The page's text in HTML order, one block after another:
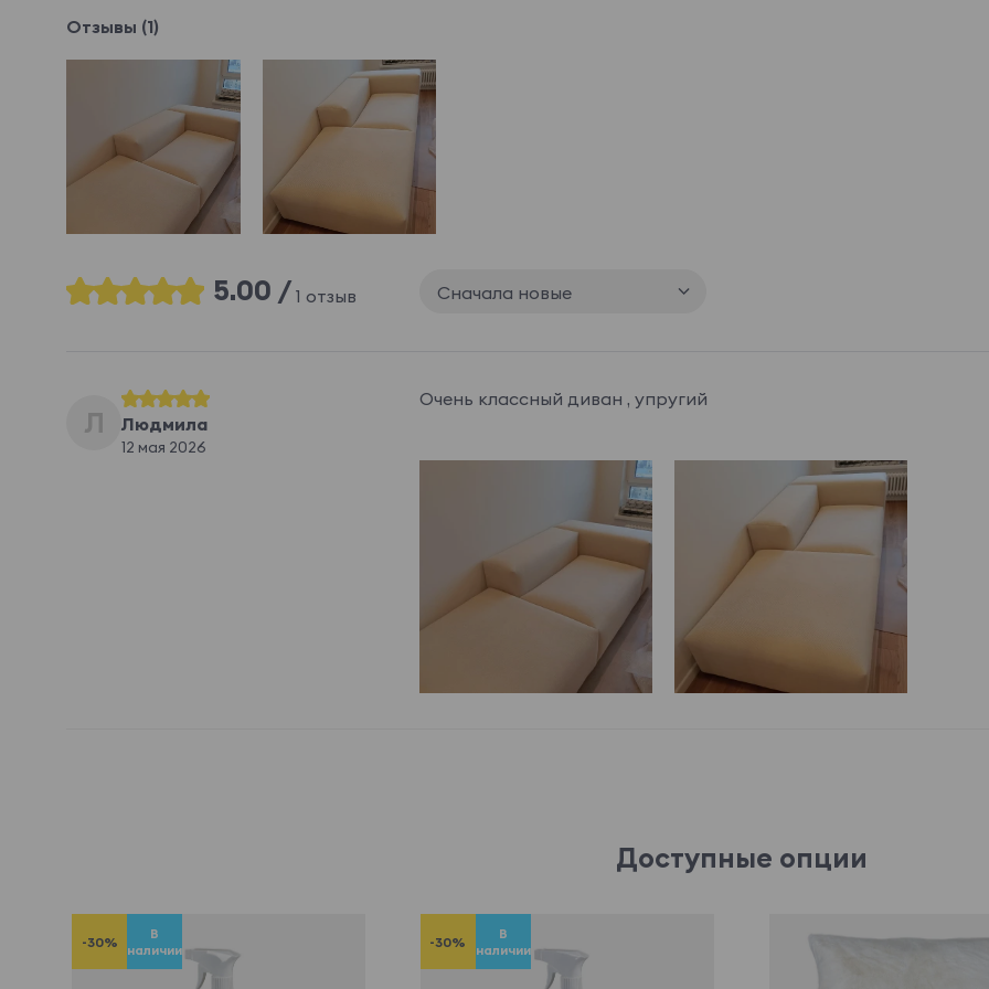
Отзывы (1)
5.00 / 1 отзыв Сначала новые
Л Людмила
12 мая 2026
Очень классный диван , упругий
Доступные опции
-30%
В
наличии
-30%
В
наличии